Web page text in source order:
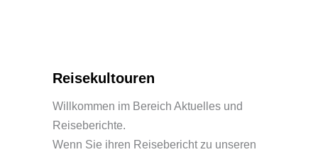
Reisekultouren
Willkommen im Bereich Aktuelles und
Reiseberichte.
Wenn Sie ihren Reisebericht zu unseren